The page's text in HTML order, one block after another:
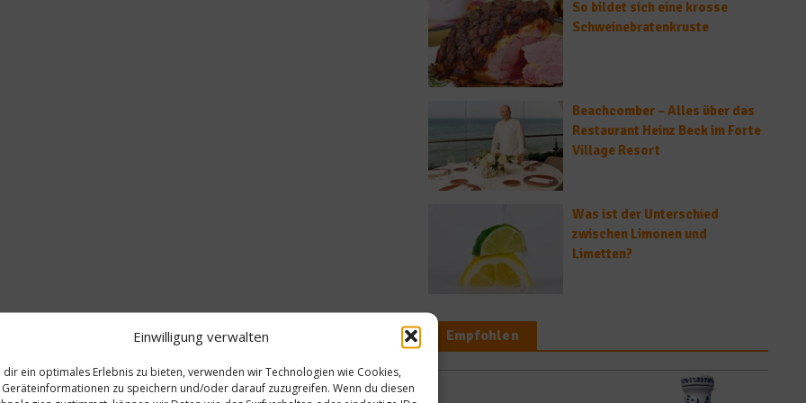
Einwilligung verwalten
dir ein optimales Erlebnis zu bieten, verwenden wir Technologien wie Cookies,
Geräteinformationen zu speichern und/oder darauf zuzugreifen. Wenn du diesen
So bildet sich eine krosse
Schweinebratenkruste
Beachcomber – Alles über das
Restaurant Heinz Beck im Forte
Village Resort
Was ist der Unterschied
zwischen Limonen und
Limetten?
Empfohlen